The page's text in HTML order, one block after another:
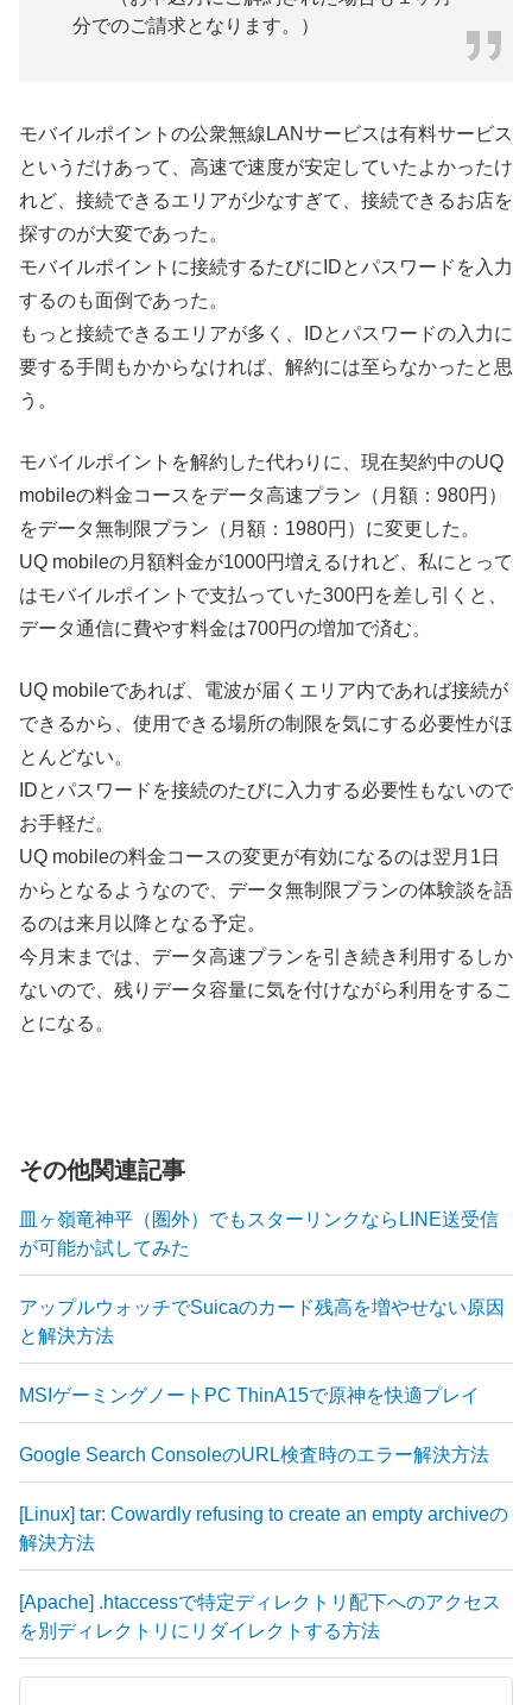
分でのご請求となります。）
モバイルポイントの公衆無線LANサービスは有料サービス
というだけあって、高速で速度が安定していたよかったけ
れど、接続できるエリアが少なすぎて、接続できるお店を
探すのが大変であった。
モバイルポイントに接続するたびにIDとパスワードを入力
するのも面倒であった。
もっと接続できるエリアが多く、IDとパスワードの入力に
要する手間もかからなければ、解約には至らなかったと思
う。
モバイルポイントを解約した代わりに、現在契約中のUQ
mobileの料金コースをデータ高速プラン（月額：980円）
をデータ無制限プラン（月額：1980円）に変更した。
UQ mobileの月額料金が1000円増えるけれど、私にとって
はモバイルポイントで支払っていた300円を差し引くと、
データ通信に費やす料金は700円の増加で済む。
UQ mobileであれば、電波が届くエリア内であれば接続が
できるから、使用できる場所の制限を気にする必要性がほ
とんどない。
IDとパスワードを接続のたびに入力する必要性もないので
お手軽だ。
UQ mobileの料金コースの変更が有効になるのは翌月1日
からとなるようなので、データ無制限プランの体験談を語
るのは来月以降となる予定。
今月末までは、データ高速プランを引き続き利用するしか
ないので、残りデータ容量に気を付けながら利用をするこ
とになる。
その他関連記事
皿ヶ嶺竜神平（圏外）でもスターリンクならLINE送受信
が可能か試してみた
アップルウォッチでSuicaのカード残高を増やせない原因
と解決方法
MSIゲーミングノートPC ThinA15で原神を快適プレイ
Google Search ConsoleのURL検査時のエラー解決方法
[Linux] tar: Cowardly refusing to create an empty archiveの
解決方法
[Apache] .htaccessで特定ディレクトリ配下へのアクセス
を別ディレクトリにリダイレクトする方法